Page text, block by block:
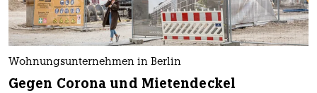
Wohnungsunternehmen in Berlin
Gegen Corona und Mietendeckel